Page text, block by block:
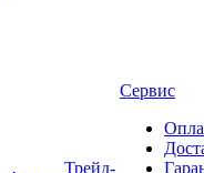
Трейд-
Сервис